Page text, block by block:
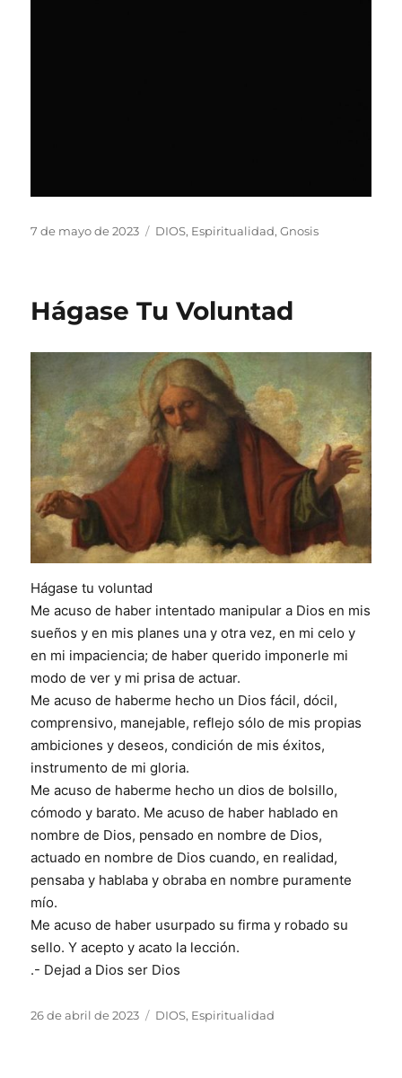
Publicado
7 de mayo de 2023 Categorías
DIOS, Espiritualidad,Gnosis
Hágase Tu Voluntad
Hágase tu voluntad
Me acuso de haber intentado manipular a Dios en mis
sueños y en mis planes una y otra vez, en mi celo y
en mi impaciencia; de haber querido imponerle mi
modo de ver y mi prisa de actuar.
Me acuso de haberme hecho un Dios fácil, dócil,
comprensivo, manejable, reflejo sólo de mis propias
ambiciones y deseos, condición de mis éxitos,
instrumento de mi gloria.
Me acuso de haberme hecho un dios de bolsillo,
cómodo y barato. Me acuso de haber hablado en
nombre de Dios, pensado en nombre de Dios,
actuado en nombre de Dios cuando, en realidad,
pensaba y hablaba y obraba en nombre puramente
mío.
Me acuso de haber usurpado su firma y robado su
sello. Y acepto y acato la lección.
.- Dejad a Dios ser Dios
Publicado
26 de abril de 2023 Categorías
DIOS, Espiritualidad